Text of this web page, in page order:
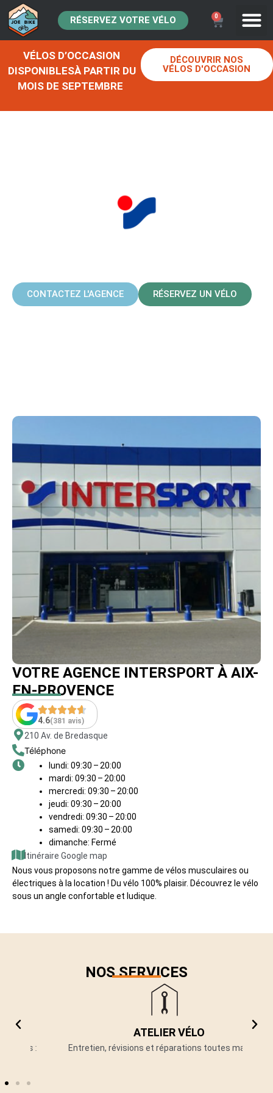
0
RÉSERVEZ VOTRE VÉLO
VÉLOS D’OCCASION
DISPONIBLESÀ PARTIR DU
MOIS DE SEPTEMBRE
DÉCOUVRIR NOS
VÉLOS D'OCCASION
CONTACTEZ L'AGENCE RÉSERVEZ UN VÉLO
VOTRE AGENCE INTERSPORT À AIX-
EN-PROVENCE
4.6(381 avis)
210 Av. de Bredasque
Téléphone
lundi: 09:30 – 20:00
mardi: 09:30 – 20:00
mercredi: 09:30 – 20:00
jeudi: 09:30 – 20:00
vendredi: 09:30 – 20:00
samedi: 09:30 – 20:00
dimanche: Fermé
Itinéraire Google map
Nous vous proposons notre gamme de vélos musculaires ou
électriques à la location ! Du vélo 100% plaisir. Découvrez le vélo
sous un angle confortable et ludique.
NOS SERVICES
ATELIER VÉLO
Entretien, révisions et réparations toutes marques.